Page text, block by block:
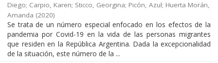
Diego; Carpio, Karen; Sticco, Georgina; Picón, Azul; Huerta Morán,
Amanda (2020)
Se trata de un número especial enfocado en los efectos de la
pandemia por Covid-19 en la vida de las personas migrantes
que residen en la República Argentina. Dada la excepcionalidad
de la situación, este número de la ...